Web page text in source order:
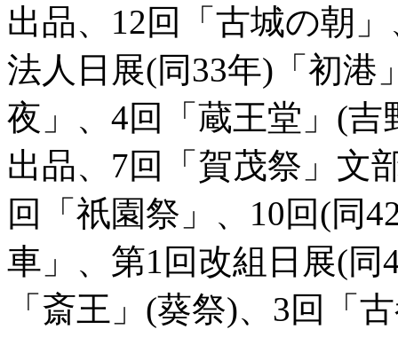
出品、12回「古城の朝
法人日展(同33年)「初港
夜」、4回「蔵王堂」(
出品、7回「賀茂祭」文
回「祇園祭」、10回(同
車」、第1回改組日展(
「斎王」(葵祭)、3回「